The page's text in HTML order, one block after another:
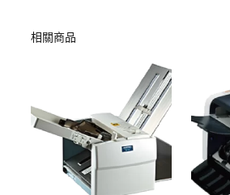
相關商品